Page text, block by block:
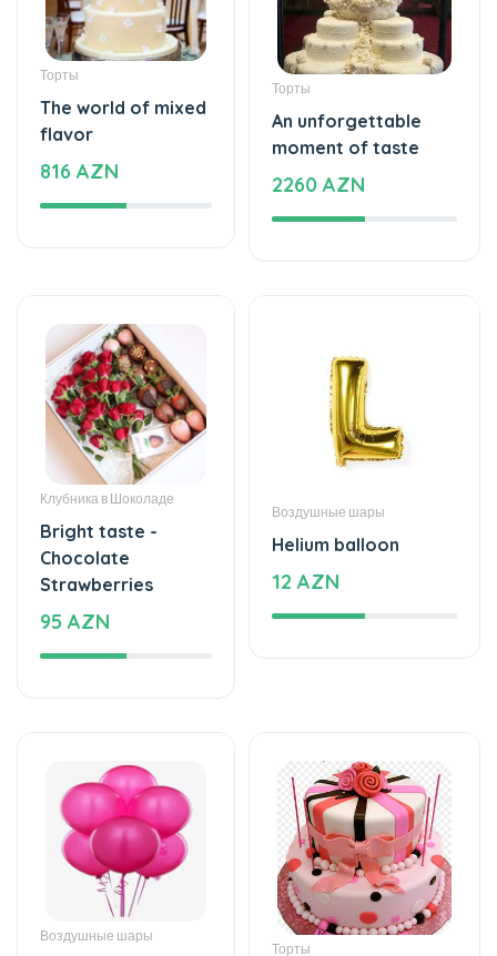
Торты
The world of mixed
flavor
816 AZN
An unforgettable
moment of taste
2260 AZN
Клубника в Шоколаде
Bright taste -
Chocolate
Strawberries
95 AZN
Воздушные шары
12 AZN
Воздушные шары
Helium balloon
15 AZN
Торты
The world of mixed
flavor